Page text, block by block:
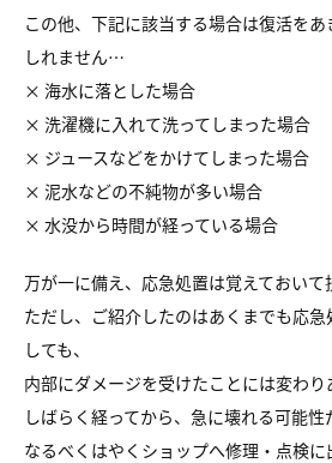
この他、下記に該当する場合は復活を
しれません…
× 海水に落とした場合
× 洗濯機に入れて洗ってしまった場合
× ジュースなどをかけてしまった場合
× 泥水などの不純物が多い場合
× 水没から時間が経っている場合
万が一に備え、応急処置は覚えておいて
ただし、ご紹介したのはあくまでも応
しても、
内部にダメージを受けたことには変わり
しばらく経ってから、急に壊れる可能性
なるべくはやくショップへ修理・点検